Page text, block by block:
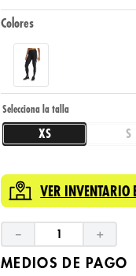
Colores
XS S
VER INVENTARIO
＋
－
MEDIOS DE PAGO